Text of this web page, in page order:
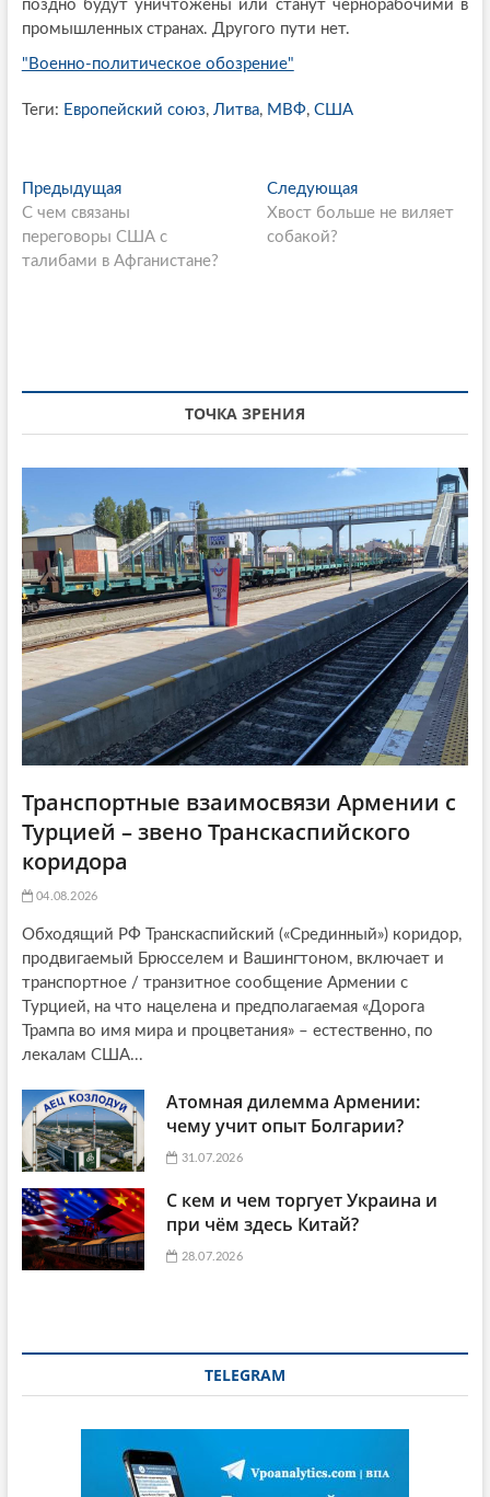
поздно будут уничтожены или станут чернорабочими в
промышленных странах. Другого пути нет.
"Военно-политическое обозрение"
Теги: Европейский союз, Литва, МВФ, США
P
o
s
v
i
g
a
t
i
o
n
ПредыдущаяП
р
е
д
т
ь
я
:
С чем связаны
переговоры США с
талибами в Афганистане?
Следующая
л
ь
я
:
Хвост больше не виляет
собакой?
ТОЧКА ЗРЕНИЯ
Транспортные взаимосвязи Армении с
Турцией – звено Транскаспийского
коридора
04.08.2026
Обходящий РФ Транскаспийский («Срединный») коридор,
продвигаемый Брюсселем и Вашингтоном, включает и
транспортное / транзитное сообщение Армении с
Турцией, на что нацелена и предполагаемая «Дорога
Трампа во имя мира и процветания» – естественно, по
лекалам США...
Атомная дилемма Армении:
чему учит опыт Болгарии?
31.07.2026
С кем и чем торгует Украина и
при чём здесь Китай?
28.07.2026
TELEGRAM